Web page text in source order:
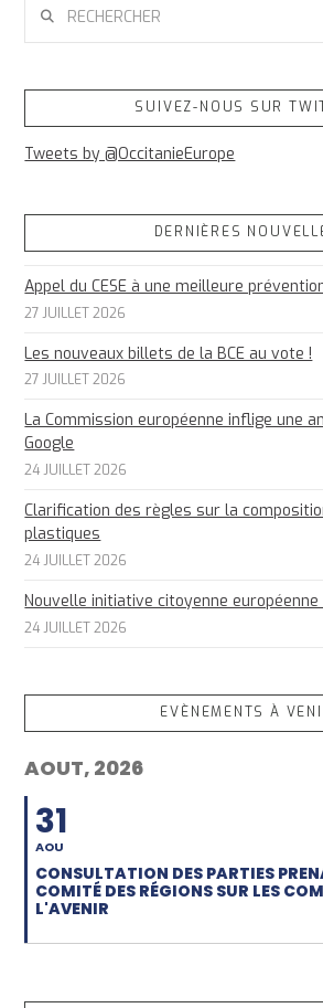
SUIVEZ-NOUS SUR
Tweets by @OccitanieEurope
DERNIÈRES
Appel du CESE à une meilleure
27 JUILLET 2026
Les nouveaux billets de la BCE au vote !
27 JUILLET 2026
La Commission européenne inflige une
Google
24 JUILLET 2026
Clarification des règles sur la
plastiques
24 JUILLET 2026
Nouvelle initiative citoyenne
24 JUILLET 2026
EVÈNEMENTS À
AOUT, 2026
31
AOU
CONSULTATION DES PARTIES
COMITÉ DES RÉGIONS SUR LES
L'AVENIR